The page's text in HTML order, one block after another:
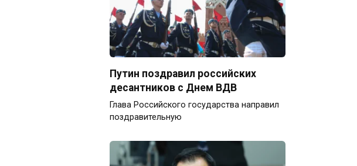
Путин поздравил российских
десантников с Днем ВДВ
Глава Российского государства направил
поздравительную